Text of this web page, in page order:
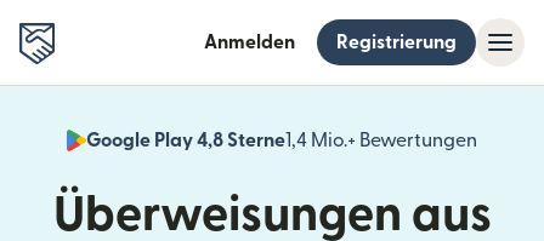
Anmelden Registrierung
Google Play 4,8 Sterne1,4 Mio.+ Bewertungen
Überweisungen aus